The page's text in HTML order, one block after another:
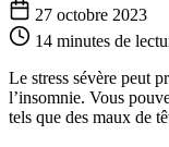
27 octobre 2023
14 minutes de
Le stress sévère peut
l’insomnie. Vous
tels que des maux de